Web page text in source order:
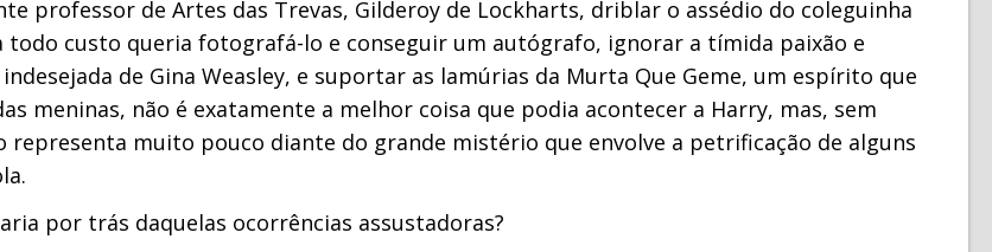
professor de Artes das Trevas, Gilderoy de Lockharts, driblar o assédio do coleguinha
todo custo queria fotografá-lo e conseguir um autógrafo, ignorar a tímida paixão e
de Gina Weasley, e suportar as lamúrias da Murta Que Geme, um espírito que
meninas, não é exatamente a melhor coisa que podia acontecer a Harry, mas, sem
representa muito pouco diante do grande mistério que envolve a petrificação de alguns
por trás daquelas ocorrências assustadoras?